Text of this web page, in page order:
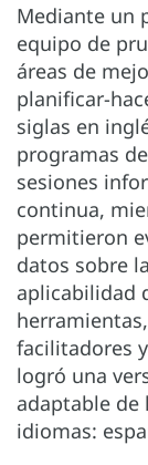
Mediante un
equipo de
áreas de
planificar-
siglas en
programas
sesiones
continua,
permitieron
datos sobre
aplicabilidad
facilitadores
logró una
adaptable de
idiomas: